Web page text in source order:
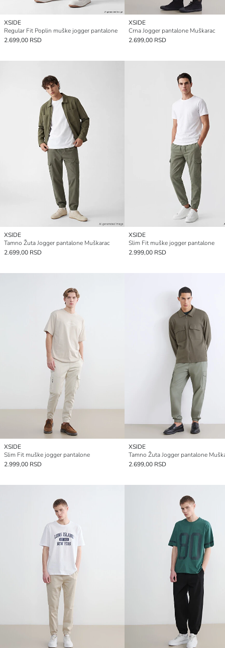
XSIDE
Regular Fit Poplin muške jogger pantalone
2.699,00 RSD
XSIDE
Crna Jogger pantalone Muškarac
2.699,00 RSD
XSIDE
Tamno Žuta Jogger pantalone Muškarac
2.699,00 RSD
XSIDE
Slim Fit muške jogger pantalone
2.999,00 RSD
XSIDE
Slim Fit muške jogger pantalone
2.999,00 RSD
XSIDE
Tamno Žuta Jogger pantalone
2.699,00 RSD